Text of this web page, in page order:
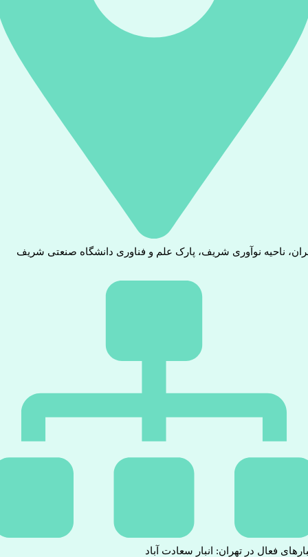
ناحیه نوآوری شریف، پارک علم و فناوری دانشگاه صنعتی شریف
فعال در تهران: انبار سعادت آباد